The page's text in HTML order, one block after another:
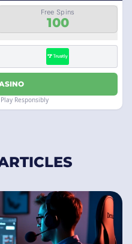
Free Spins
100
Play Responsibly